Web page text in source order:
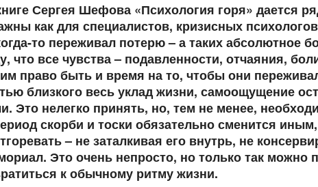
Сергея Шефова «Психология горя» дается
как для специалистов, кризисных
то переживал потерю – а таких абсолютное
что все чувства – подавленности, отчаяния,
право быть и время на то, чтобы они
близкого весь уклад жизни, самоощущение
Это нелегко принять, но, тем не менее,
скорби и тоски обязательно сменится
– не заталкивая его внутрь, не
Это очень непросто, но только так можно
к обычному ритму жизни.